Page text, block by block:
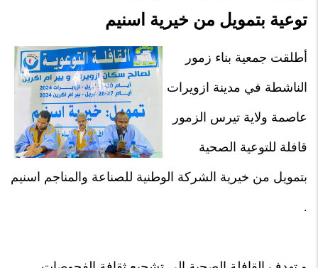
توعية بتمويل من خيرية اسنيم
أطلقت جمعية بناء زمور
الناشطة في مدينة ازويرات
عاصمة ولاية تيرس الزمور
قافلة للتوعية الصحية
بتمويل من خيرية الشركة الوطنية للصناعة والمناجم اسنيم
.